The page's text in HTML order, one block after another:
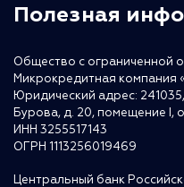
Полезная
Общество с ограниченной
Микрокредитная
Юридический адрес:
Бурова, д. 20, помещение I,
ИНН 3255517143
ОГРН 1113256019469
Центральный банк